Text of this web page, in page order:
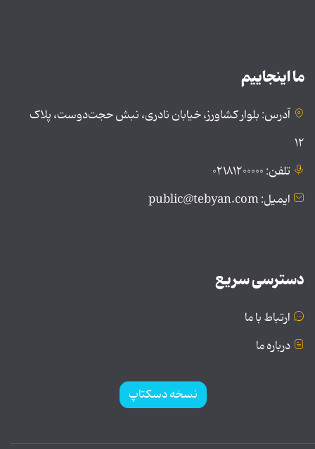
ما اینجاییم
آدرس: بلوار کشاورز، خیابان نادری، نبش حجت‌دوست، پلاک
۱۲
تلفن: ۰۲۱۸۱۲۰۰۰۰۰
ایمیل: public@tebyan.com
دسترسی سریع
ارتباط با ما
درباره ما
نسخه دسکتاپ